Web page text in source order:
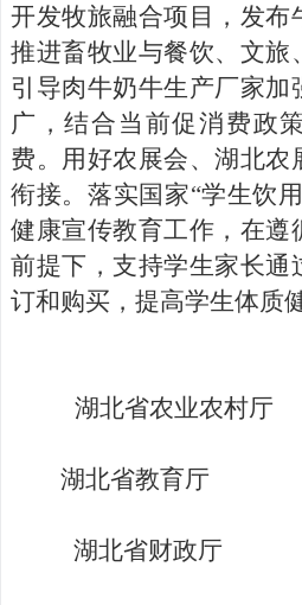
开发牧旅融合项目， 发布
推进畜牧业与餐饮、文旅
引导肉牛奶牛生产厂家加
广，结合当前促消费政
费。用好农展会、湖北农
衔接。落实国家“学生饮
健康宣传教育工作，在遵
前提下，支持学生家长通
订和购买，提高学生体质
湖北省农业农村
湖北省教育厅
湖北省财政厅